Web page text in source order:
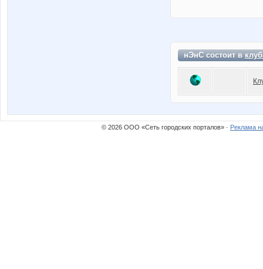
нЭнС состоит в
© 2026 ООО «Сеть городских порталов» · Реклама